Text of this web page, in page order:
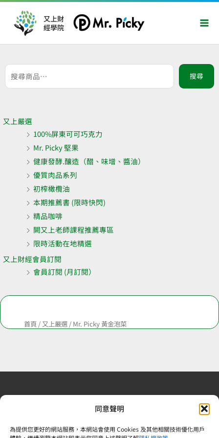
同意聲明
為提供您更好的網站服務，本網站會使用 Cookies 及其他相關技術優化用戶
要
容
又上財
經學院
搜
尋
字:
搜尋
又上嚴選
100%屏東可可巧克力
Mr. Picky 堅果
健康發酵.釀造（醋、味增、醬油）
優質肉品系列
初榨橄欖油
本期推薦書 (限時快閃)
精品咖啡
闕又上老師課程推薦專區
限時活動在地精選
又上財經會員訂閱
會員訂閱 (月訂閱）
首頁 / 又上嚴選 / Mr. Picky 黃金泡菜
份有限公司 |合法食品業登錄字號：V-183242378-00000-
6 | 統一編號：83242378 |電話：02-25092809